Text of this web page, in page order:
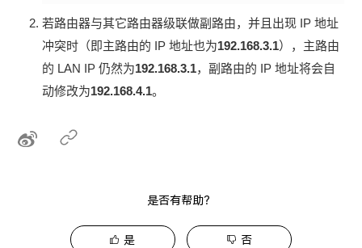
若路由器与其它路由器级联做副路由，并且出现 IP 地址
冲突时（即主路由的 IP 地址也为192.168.3.1），主路由
的 LAN IP 仍然为192.168.3.1，副路由的 IP 地址将会自
动修改为192.168.4.1。
是否有帮助？
是 否